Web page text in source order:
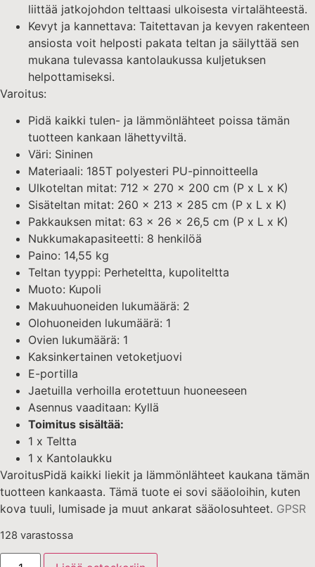
liittää jatkojohdon telttaasi ulkoisesta virtalähteestä.
Kevyt ja kannettava: Taitettavan ja kevyen rakenteen
ansiosta voit helposti pakata teltan ja säilyttää sen
mukana tulevassa kantolaukussa kuljetuksen
helpottamiseksi.
Varoitus:
Pidä kaikki tulen- ja lämmönlähteet poissa tämän
tuotteen kankaan lähettyviltä.
Väri: Sininen
Materiaali: 185T polyesteri PU-pinnoitteella
Ulkoteltan mitat: 712 x 270 x 200 cm (P x L x K)
Sisäteltan mitat: 260 x 213 x 285 cm (P x L x K)
Pakkauksen mitat: 63 x 26 x 26,5 cm (P x L x K)
Nukkumakapasiteetti: 8 henkilöä
Paino: 14,55 kg
Teltan tyyppi: Perheteltta, kupoliteltta
Muoto: Kupoli
Makuuhuoneiden lukumäärä: 2
Olohuoneiden lukumäärä: 1
Ovien lukumäärä: 1
Kaksinkertainen vetoketjuovi
E-portilla
Jaetuilla verhoilla erotettuun huoneeseen
Asennus vaaditaan: Kyllä
Toimitus sisältää:
1 x Teltta
1 x Kantolaukku
VaroitusPidä kaikki liekit ja lämmönlähteet kaukana tämän
tuotteen kankaasta. Tämä tuote ei sovi sääoloihin, kuten
kova tuuli, lumisade ja muut ankarat sääolosuhteet. GPSR
128 varastossa